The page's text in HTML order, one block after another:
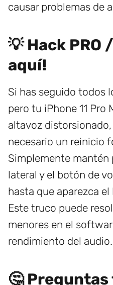
causar problemas de
💡 Hack PRO
aquí!
Si has seguido todos
pero tu iPhone 11 Pro
altavoz
necesario un reinicio
Simplemente mantén
lateral y el botón de
hasta que aparezca
Este truco puede
menores en el
rendimiento del audio.
🤔